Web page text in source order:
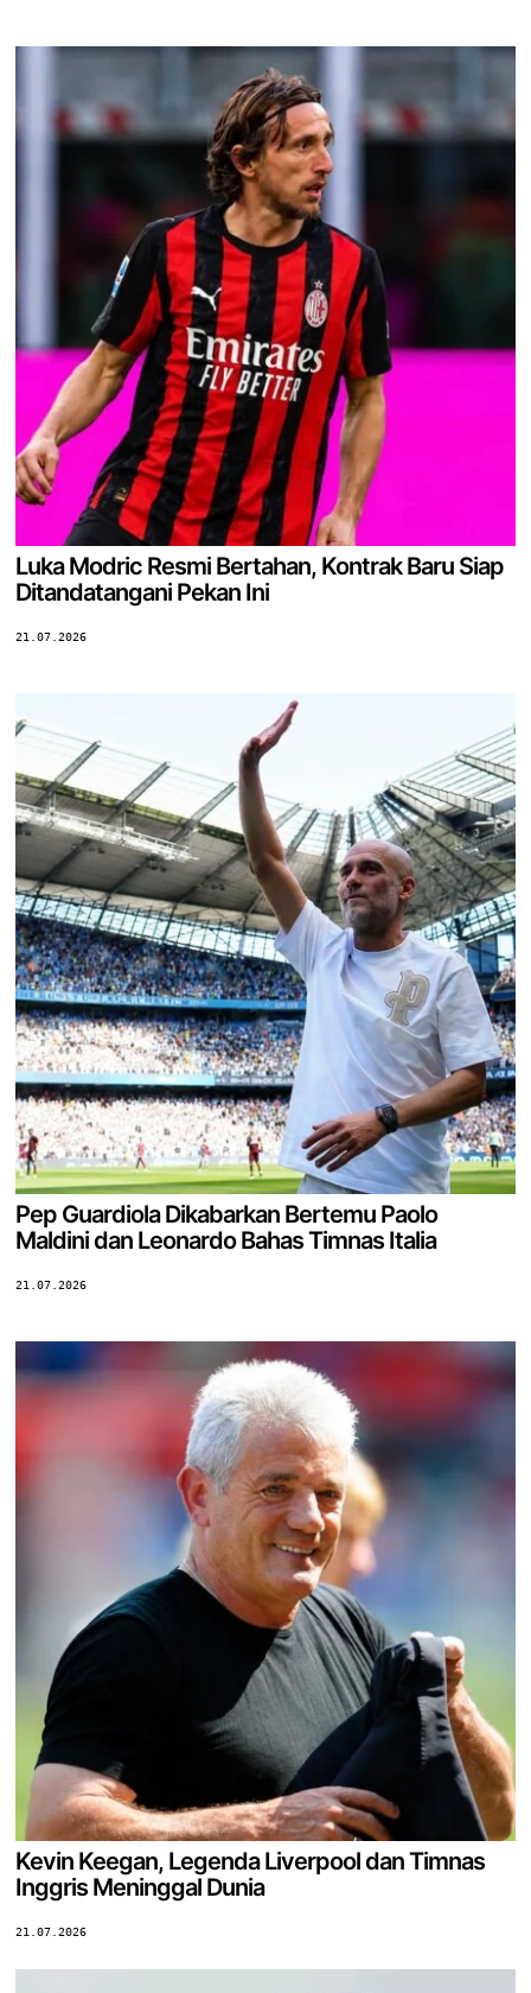
Luka Modric Resmi Bertahan, Kontrak Baru Siap
Ditandatangani Pekan Ini
21.07.2026
Pep Guardiola Dikabarkan Bertemu Paolo
Maldini dan Leonardo Bahas Timnas Italia
21.07.2026
Kevin Keegan, Legenda Liverpool dan Timnas
Inggris Meninggal Dunia
21.07.2026